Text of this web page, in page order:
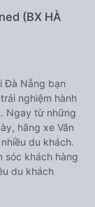
(BX HÀ
Đà Nẵng bạn
nghiệm hành
Ngay từ những
hãng xe Văn
du khách.
sóc khách hàng
du khách